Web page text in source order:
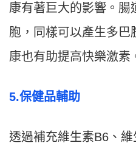
康有著巨大的影響。腸
胞，同樣可以產生多巴
康也有助提高快樂激素
5.保健品輔助
透過補充維生素B6、維